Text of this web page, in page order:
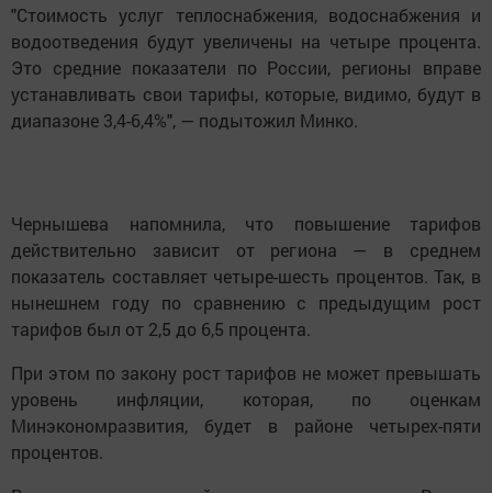
"Стоимость услуг теплоснабжения, водоснабжения и
водоотведения будут увеличены на четыре процента.
Это средние показатели по России, регионы вправе
устанавливать свои тарифы, которые, видимо, будут в
диапазоне 3,4-6,4%", — подытожил Минко.
Чернышева напомнила, что повышение тарифов
действительно зависит от региона — в среднем
показатель составляет четыре-шесть процентов. Так, в
нынешнем году по сравнению с предыдущим рост
тарифов был от 2,5 до 6,5 процента.
При этом по закону рост тарифов не может превышать
уровень инфляции, которая, по оценкам
Минэкономразвития, будет в районе четырех-пяти
процентов.